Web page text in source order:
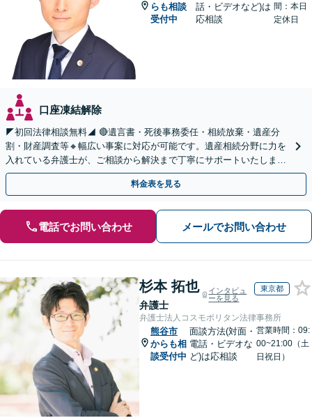
らも相談
受付中
話・ビデオなど)は
応相談
間：本日
定休日
口座凍結解除
◤初回法律相談無料◢ 🔴遺言書・死後事務委任・相続放棄・遺産分
割・財産調査等🔸幅広い事案に対応が可能です。遺産相続分野に力を
入れている弁護士が、ご相談から解決まで丁寧にサポートいたしま
す。まずはじっくりとお話ししてください。
料金表を見る
電話でお問い合わせ メールでお問い合わせ
杉本 拓也
弁護士
インタビュ
ーを見る
東京都
弁護士法人コスモポリタン法律事務所
熊谷市
からも相
談受付中
面談方法(対面・
電話・ビデオな
ど)は応相談
営業時間：09:
00~21:00（土
日祝日）